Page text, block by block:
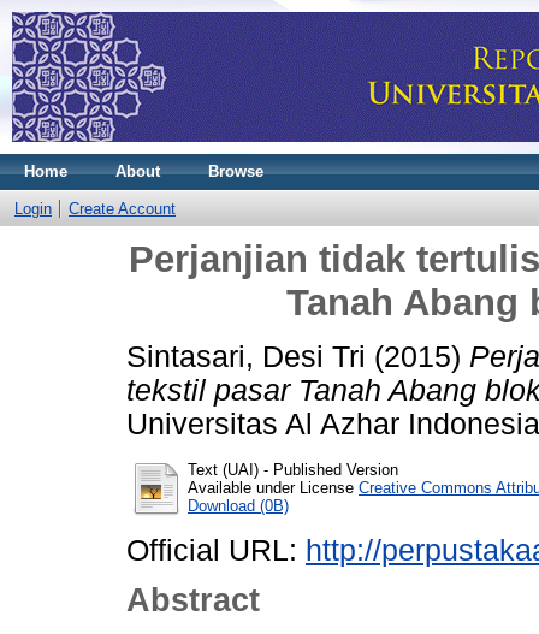
Home About Browse
Login Create Account
Perjanjian tidak
Tanah Abang
Sintasari, Desi Tri (2015)
tekstil pasar Tanah Abang
Universitas Al Azhar
Text (UAI) - Published Version
Available under License Creative Commons
Download (0B)
Official URL: http://
Abstract